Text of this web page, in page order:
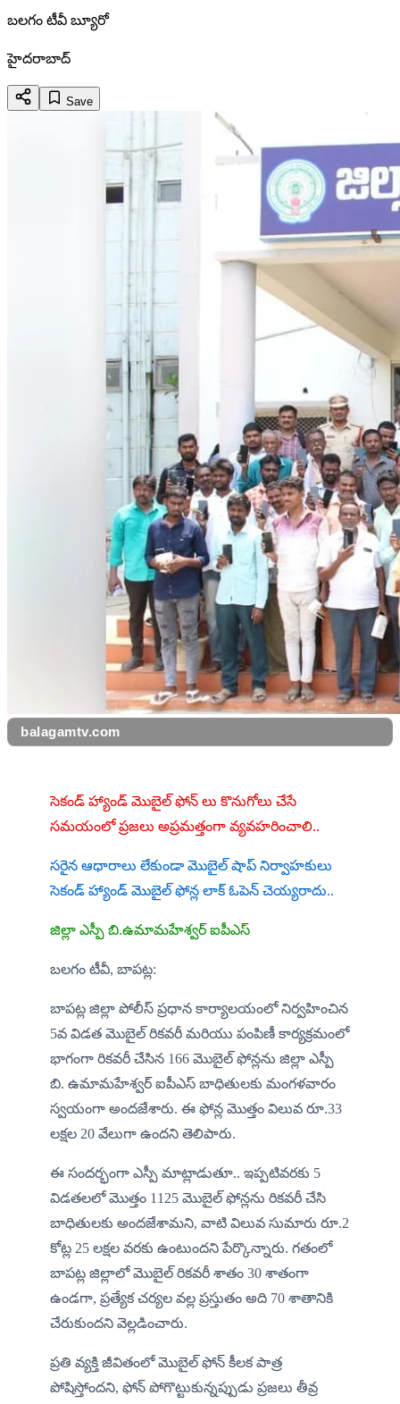
బలగం టీవీ బ్యూరో
హైదరాబాద్
Save
balagamtv.com
సెకండ్ హ్యాండ్ మొబైల్ ఫోన్ లు కొనుగోలు చేసే
సమయంలో ప్రజలు అప్రమత్తంగా వ్యవహరించాలి..
సరైన ఆధారాలు లేకుండా మొబైల్ షాప్ నిర్వాహకులు
సెకండ్ హ్యాండ్ మొబైల్ ఫోన్ల లాక్ ఓపెన్ చెయ్యరాదు..
జిల్లా ఎస్పీ బి.ఉమామహేశ్వర్ ఐపీఎస్
బలగం టీవీ, బాపట్ల:
బాపట్ల జిల్లా పోలీస్ ప్రధాన కార్యాలయంలో నిర్వహించిన
5వ విడత మొబైల్ రికవరీ మరియు పంపిణీ కార్యక్రమంలో
భాగంగా రికవరీ చేసిన 166 మొబైల్ ఫోన్లను జిల్లా ఎస్పీ
బి. ఉమామహేశ్వర్ ఐపీఎస్ బాధితులకు మంగళవారం
స్వయంగా అందజేశారు. ఈ ఫోన్ల మొత్తం విలువ రూ.33
లక్షల 20 వేలుగా ఉందని తెలిపారు.
ఈ సందర్భంగా ఎస్పీ మాట్లాడుతూ.. ఇప్పటివరకు 5
విడతలలో మొత్తం 1125 మొబైల్ ఫోన్లను రికవరీ చేసి
బాధితులకు అందజేశామని, వాటి విలువ సుమారు రూ.2
కోట్ల 25 లక్షల వరకు ఉంటుందని పేర్కొన్నారు. గతంలో
బాపట్ల జిల్లాలో మొబైల్ రికవరీ శాతం 30 శాతంగా
ఉండగా, ప్రత్యేక చర్యల వల్ల ప్రస్తుతం అది 70 శాతానికి
చేరుకుందని వెల్లడించారు.
ప్రతి వ్యక్తి జీవితంలో మొబైల్ ఫోన్ కీలక పాత్ర
పోషిస్తోందని, ఫోన్ పోగొట్టుకున్నప్పుడు ప్రజలు తీవ్ర